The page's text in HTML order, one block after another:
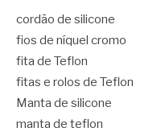
cordão de silicone
fios de níquel cromo
fita de Teflon
fitas e rolos de Teflon
Manta de silicone
manta de teflon